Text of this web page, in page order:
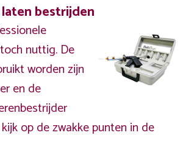
bestrijden
nuttig. De
worden zijn
en de
op de zwakke punten in de